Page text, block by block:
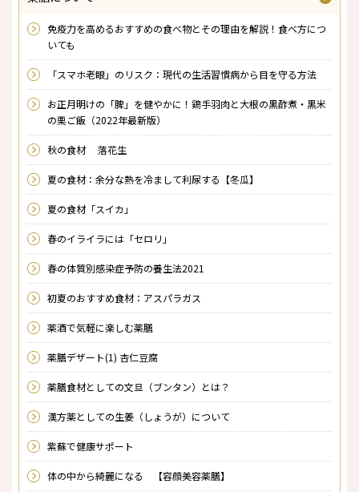
免疫力を高めるおすすめの食べ物とその理由を解説！食べ方につ
いても
「スマホ老眼」のリスク：現代の生活習慣病から目を守る方法
お正月明けの「脾」を健やかに！鶏手羽肉と大根の黒酢煮・黒米
の栗ご飯（2022年最新版）
秋の食材 落花生
夏の食材：余分な熱を冷まして利尿する【冬瓜】
夏の食材「スイカ」
春のイライラには「セロリ」
春の体質別感染症予防の養生法2021
初夏のおすすめ食材：アスパラガス
薬酒で気軽に楽しむ薬膳
薬膳デザート(1) 杏仁豆腐
薬膳食材としての文旦（ブンタン）とは？
漢方薬としての生姜（しょうが）について
紫蘇で健康サポート
体の中から綺麗になる 【容顔美容薬膳】